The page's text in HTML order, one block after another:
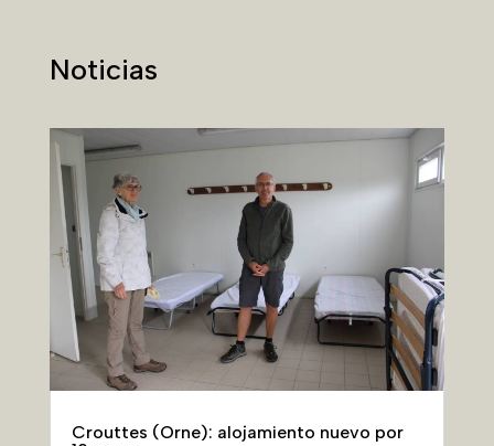
Noticias
10 euros